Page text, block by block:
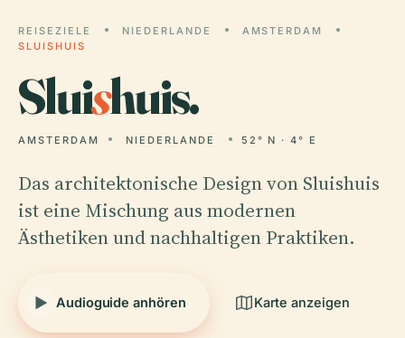
REISEZIELE NIEDERLANDE
AMSTERDAM
SLUISHUIS
Sluishuis.
AMSTERDAM NIEDERLANDE 52° N · 4° E
Das architektonische Design von Sluishuis
ist eine Mischung aus modernen
Ästhetiken und nachhaltigen Praktiken.
Audioguide anhören Karte anzeigen